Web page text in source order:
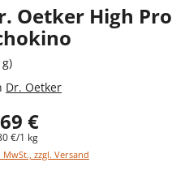
Oetker High
Dr. Oetker
€
€/1 kg
MwSt., zzgl. Versand